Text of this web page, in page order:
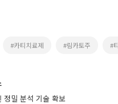
#카티치료제 #림카토주 #
정밀 분석 기술 확보